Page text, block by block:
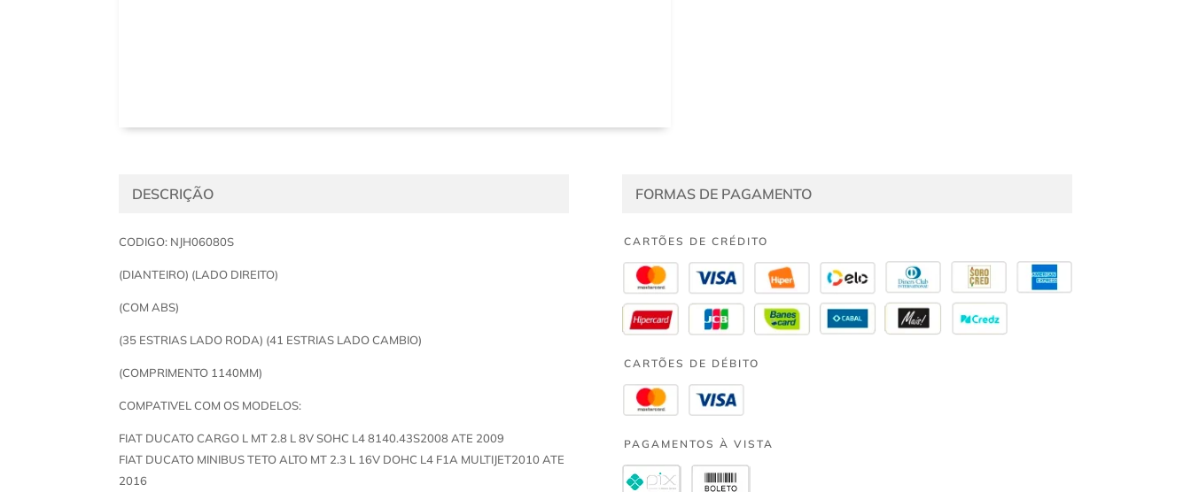
DESCRIÇÃO
CODIGO: NJH06080S
(DIANTEIRO) (LADO DIREITO)
(COM ABS)
(35 ESTRIAS LADO RODA) (41 ESTRIAS LADO CAMBIO)
(COMPRIMENTO 1140MM)
COMPATIVEL COM OS MODELOS:
FIAT DUCATO CARGO L MT 2.8 L 8V SOHC L4 8140.43S2008 ATE 2009
FIAT DUCATO MINIBUS TETO ALTO MT 2.3 L 16V DOHC L4 F1A MULTIJET2010 ATE
2016
FORMAS DE PAGAMENTO
CARTÕES DE CRÉDITO
CARTÕES DE DÉBITO
PAGAMENTOS À VISTA